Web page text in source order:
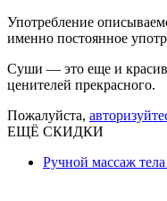
Употребление
именно постоянное
Суши — это еще и
ценителей прекрасного.
Пожалуйста,
ЕЩЁ СКИДКИ
Ручной массаж